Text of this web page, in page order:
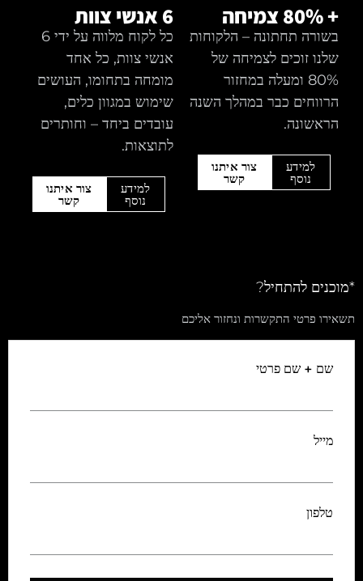
+ 80% צמיחה
בשורה תחתונה – הלקוחות
שלנו זוכים לצמיחה של
80% ומעלה במחזור
הרווחים כבר במהלך השנה
הראשונה.
למידע
נוסף
צור איתנו
קשר
6 אנשי צוות
כל לקוח מלווה על ידי 6
אנשי צוות, כל אחד
מומחה בתחומו, העושים
שימוש במגוון כלים,
עובדים ביחד – וחותרים
לתוצאות.
למידע
נוסף
צור איתנו
קשר
*מוכנים להתחיל?
תשאירו פרטי התקשרות ונחזור אליכם
שם + שם פרטי
מייל
טלפון